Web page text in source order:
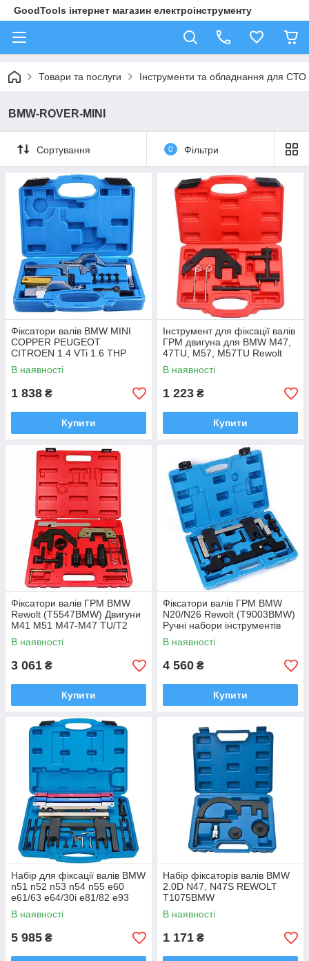
GoodTools інтернет магазин електроінструменту
Товари та послуги Інструменти та обладнання для СТО
BMW-ROVER-MINI
Сортування 0 Фільтри
Фіксатори валів BMW MINI
COPPER PEUGEOT
CITROEN 1.4 VTi 1.6 THP
Rewolt (T9001BMW)
В наявності
1 838 ₴
Купити
Інструмент для фіксації валів
ГРМ двигуна для BMW M47,
47TU, M57, M57TU Rewolt
T9066BMW Польща Гарантія
1рік
В наявності
1 223 ₴
Купити
Фіксатори валів ГРМ BMW
Rewolt (T5547BMW) Двигуни
M41 M51 M47-M47 TU/T2
M57 TU/T2:2.0l/3.0l
В наявності
3 061 ₴
Купити
Фіксатори валів ГРМ BMW
N20/N26 Rewolt (T9003BMW)
Ручні набори інструментів
Хром-ванадій Польща
Гарантія 1рік
В наявності
4 560 ₴
Купити
Набір для фіксації валів BMW
n51 n52 n53 n54 n55 e60
e61/63 e64/30i e81/82 e93
e83 e85/86 e87/90 e91 e92
В наявності
5 985 ₴
Набір фіксаторів валів BMW
2.0D N47, N47S REWOLT
T1075BMW
В наявності
1 171 ₴